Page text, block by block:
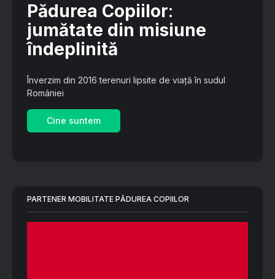
Pădurea Copiilor:
jumătate din misiune
îndeplinită
Înverzim din 2016 terenuri lipsite de viață în sudul
României
Cine suntem
PARTENER MOBILITATE PĂDUREA COPIILOR